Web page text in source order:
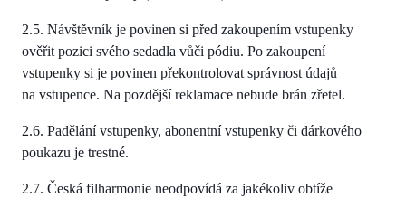
2.5. Návštěvník je povinen si před zakoupením vstupenky
ověřit pozici svého sedadla vůči pódiu. Po zakoupení
vstupenky si je povinen překontrolovat správnost údajů
na vstupence. Na pozdější reklamace nebude brán zřetel.
2.6. Padělání vstupenky, abonentní vstupenky či dárkového
poukazu je trestné.
2.7. Česká filharmonie neodpovídá za jakékoliv obtíže